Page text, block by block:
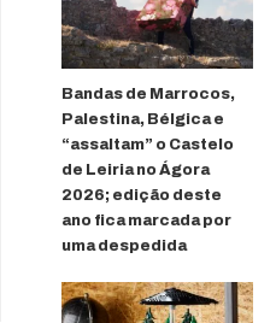
Bandas de Marrocos,
Palestina, Bélgica e
“assaltam” o Castelo
de Leiria no Ágora
2026; edição deste
ano fica marcada por
uma despedida